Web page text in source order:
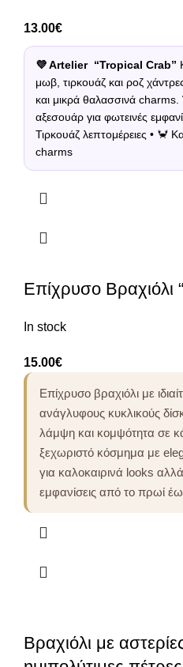
13.00€
💜 Artelier “Tropical Crab”
μωβ, τιρκουάζ και ροζ
και μικρά θαλασσινά charms.
αξεσουάρ για φωτεινές
Τιρκουάζ λεπτομέρειες • 🦀
charms
Επίχρυσο Βραχιόλι
In stock
15.00€
Επίχρυσο βραχιόλι με
ανάγλυφους κυκλικούς
λάμψη και κομψότητα σε
ξεχωριστό κόσμημα με
για καλοκαιρινά looks
εμφανίσεις από το πρωί
Βραχιόλι με